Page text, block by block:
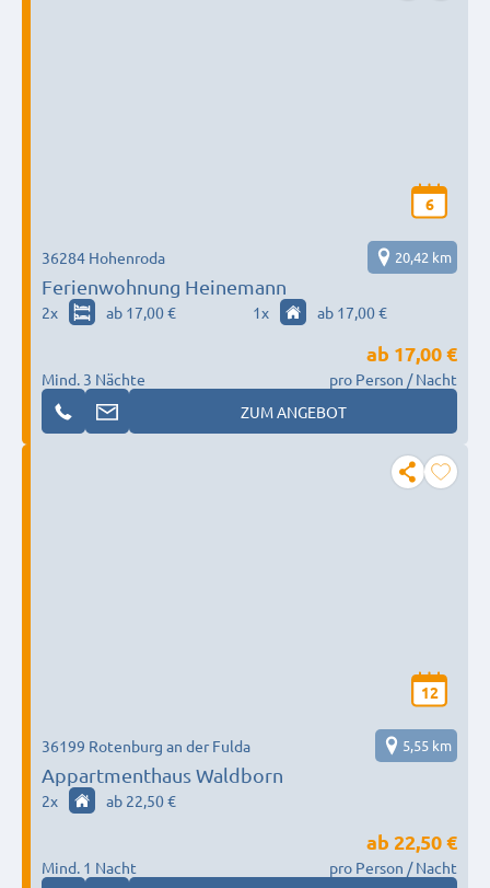
6
Ferienwohnung Heinemann
36284 Hohenroda 20,42 km
2x ab 17,00 € 1x ab 17,00 €
Mind. 3 Nächte
ab 17,00 €
pro Person / Nacht
ZUM ANGEBOT
12
Appartmenthaus Waldborn
36199 Rotenburg an der Fulda 5,55 km
2x ab 22,50 €
Mind. 1 Nacht
ab 22,50 €
pro Person / Nacht